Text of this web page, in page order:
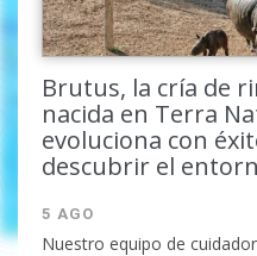
Brutus, la cría de
nacida en Terra
evoluciona con
descubrir el
5 AGO
Nuestro equipo de